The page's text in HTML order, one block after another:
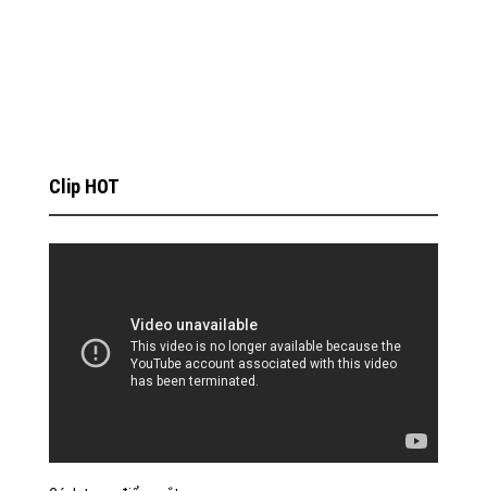
Clip HOT